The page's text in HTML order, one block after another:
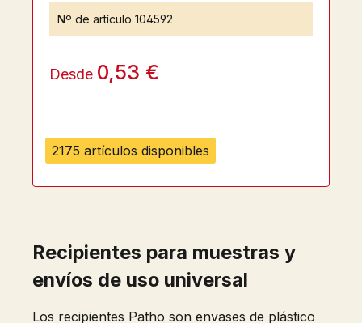
2175 artículos disponibles
Nº de artículo 104592
Desde 0,53 €
Recipientes para muestras y
envíos de uso universal
Los recipientes Patho son envases de plástico